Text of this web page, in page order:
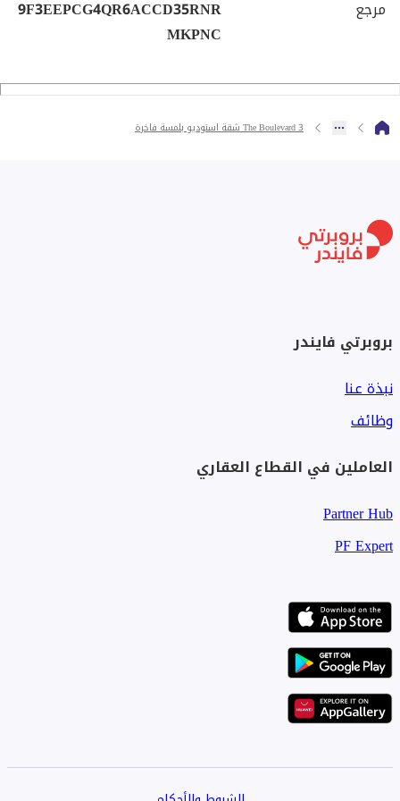
مرجع
9F3EEPCG4QR6ACCD35RNR
MKPNC
The Boulevard 3 شقة استوديو بلمسة فاخرة
بروبرتي فايندر
نبذة عنا
وظائف
العاملين في القطاع العقاري
Partner Hub
PF Expert